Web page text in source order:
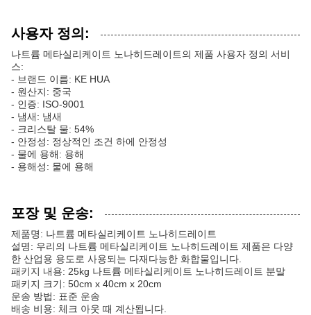
사용자 정의:
나트륨 메타실리케이트 노나히드레이트의 제품 사용자 정의 서비
스:
- 브랜드 이름: KE HUA
- 원산지: 중국
- 인증: ISO-9001
- 냄새: 냄새
- 크리스탈 물: 54%
- 안정성: 정상적인 조건 하에 안정성
- 물에 용해: 용해
- 용해성: 물에 용해
포장 및 운송:
제품명: 나트륨 메타실리케이트 노나히드레이트
설명: 우리의 나트륨 메타실리케이트 노나히드레이트 제품은 다양
한 산업용 용도로 사용되는 다재다능한 화합물입니다.
패키지 내용: 25kg 나트륨 메타실리케이트 노나히드레이트 분말
패키지 크기: 50cm x 40cm x 20cm
운송 방법: 표준 운송
배송 비용: 체크 아웃 때 계산됩니다.